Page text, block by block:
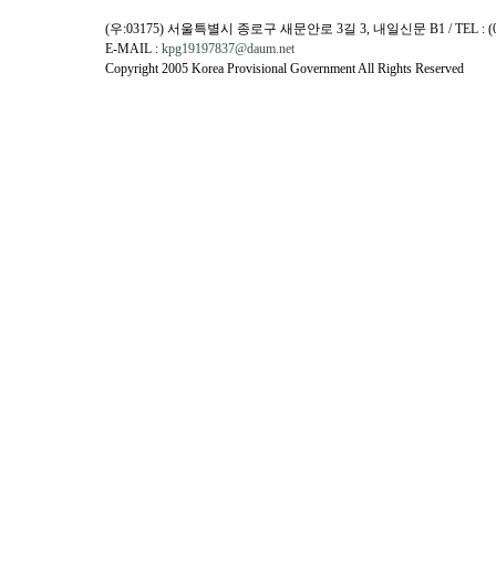
(우:03175) 서울특별시 종로구 새문안로 3길 3, 내일신문 B1 / TEL :
E-MAIL : kpg19197837@daum.net
Copyright 2005 Korea Provisional Government All Rights Reserved